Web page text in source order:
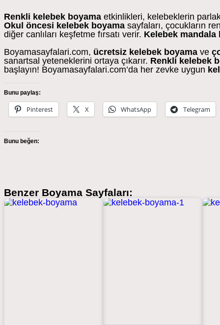
Renkli kelebek boyama etkinlikleri, kelebeklerin
Okul öncesi kelebek boyama sayfaları, çocukların
diğer canlıları keşfetme fırsatı verir. Kelebek mandala
Boyamasayfalari.com, ücretsiz kelebek boyama ve
sanartsal yeteneklerini ortaya çıkarır. Renkli kelebek
başlayın! Boyamasayfalari.com’da her zevke uygun
Bunu paylaş:
Pinterest X WhatsApp Telegram
Bunu beğen:
Benzer Boyama Sayfaları: